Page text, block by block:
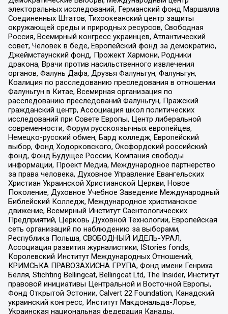
электоральных исследований, Германский фонд Маршалла
Соединенных Штатов, Тихоокеанский центр защиты
окружающей среды и природных ресурсов, Свободная
Россия, Всемирный конгресс украинцев, Атлантический
совет, Человек в беде, Европейский фонд за демократию,
Джеймстаунский фонд, Прожект Хармони, Родники
дракона, Врачи против насильственного извлечения
органов, Фалунь Дафа, Друзья Фалуньгун, Фалуньгун,
Коалиция по расследованию преследования в отношении
Фалуньгун в Китае, Всемирная организация по
расследованию преследований Фалуньгун, Пражский
гражданский центр, Ассоциация школ политических
исследований при Совете Европы, Центр либеральной
современности, Форум русскоязычных европейцев,
Немецко-русский обмен, Бард колледж, Европейский
выбор, Фонд Ходорковского, Оксфордский российский
фонд, Фонд Будущее России, Компания свободы
информации, Проект Медиа, Международное партнерство
за права человека, Духовное Управление Евангельских
Христиан Украинской Христианской Церкви, Новое
Поколение, Духовное Учебное Заведение Международный
Библейский Колледж, Международное христианское
движение, Всемирный Институт Саентологических
Предприятий, Церковь Духовной Технологии, Европейская
сеть организаций по наблюдению за выборами,
Республика Польша, СВОБОДНЫЙ ИДЕЛЬ-УРАЛ,
Ассоциация развития журналистики, IStories fonds,
Королевский Институт Международных Отношений,
КРИМСЬКА ПРАВОЗАХИСНА ГРУПА, Фонд имени Генриха
Бёлля, Stichting Bellingcat, Bellingcat Ltd, The Insider, Институт
правовой инициативы Центральной и Восточной Европы,
Фонд Открытой Эстонии, Calvert 22 Foundation, Канадский
украинский конгресс, Институт Макдональда-Лорье,
Украинская национальная федерация Канады,